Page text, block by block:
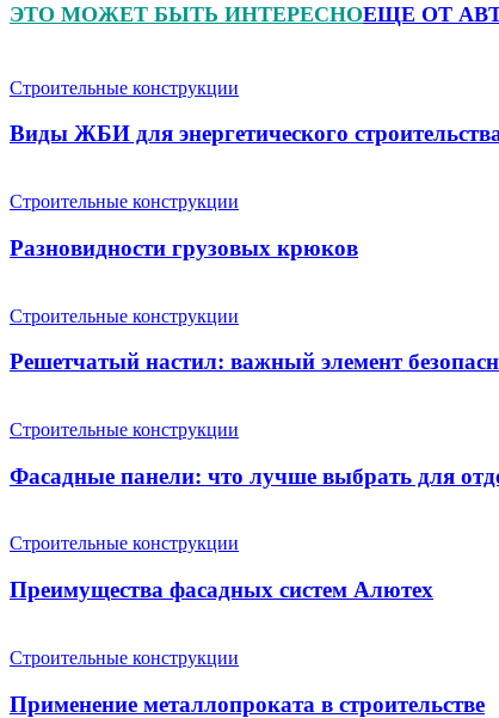
ЭТО МОЖЕТ БЫТЬ ИНТЕРЕСНОЕЩЕ ОТ
Строительные конструкции
Виды ЖБИ для энергетического
Строительные конструкции
Разновидности грузовых крюков
Строительные конструкции
Решетчатый настил: важный элемент
Строительные конструкции
Фасадные панели: что лучше выбрать для
Строительные конструкции
Преимущества фасадных систем Алютех
Строительные конструкции
Применение металлопроката в строительстве